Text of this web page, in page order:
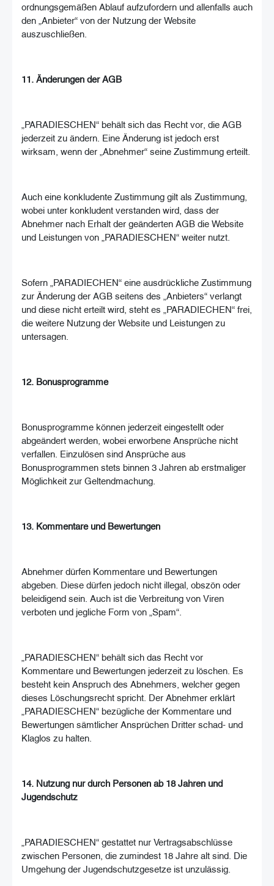
ordnungsgemäßen Ablauf aufzufordern und allenfalls auch
den „Anbieter“ von der Nutzung der Website
auszuschließen.
11. Änderungen der AGB
„PARADIESCHEN“ behält sich das Recht vor, die AGB
jederzeit zu ändern. Eine Änderung ist jedoch erst
wirksam, wenn der „Abnehmer“ seine Zustimmung erteilt.
Auch eine konkludente Zustimmung gilt als Zustimmung,
wobei unter konkludent verstanden wird, dass der
Abnehmer nach Erhalt der geänderten AGB die Website
und Leistungen von „PARADIESCHEN“ weiter nutzt.
Sofern „PARADIECHEN“ eine ausdrückliche Zustimmung
zur Änderung der AGB seitens des „Anbieters“ verlangt
und diese nicht erteilt wird, steht es „PARADIECHEN“ frei,
die weitere Nutzung der Website und Leistungen zu
untersagen.
12. Bonusprogramme
Bonusprogramme können jederzeit eingestellt oder
abgeändert werden, wobei erworbene Ansprüche nicht
verfallen. Einzulösen sind Ansprüche aus
Bonusprogrammen stets binnen 3 Jahren ab erstmaliger
Möglichkeit zur Geltendmachung.
13. Kommentare und Bewertungen
Abnehmer dürfen Kommentare und Bewertungen
abgeben. Diese dürfen jedoch nicht illegal, obszön oder
beleidigend sein. Auch ist die Verbreitung von Viren
verboten und jegliche Form von „Spam“.
„PARADIESCHEN“ behält sich das Recht vor
Kommentare und Bewertungen jederzeit zu löschen. Es
besteht kein Anspruch des Abnehmers, welcher gegen
dieses Löschungsrecht spricht. Der Abnehmer erklärt
„PARADIESCHEN“ bezügliche der Kommentare und
Bewertungen sämtlicher Ansprüchen Dritter schad- und
Klaglos zu halten.
14. Nutzung nur durch Personen ab 18 Jahren und
Jugendschutz
„PARADIESCHEN“ gestattet nur Vertragsabschlüsse
zwischen Personen, die zumindest 18 Jahre alt sind. Die
Umgehung der Jugendschutzgesetze ist unzulässig.